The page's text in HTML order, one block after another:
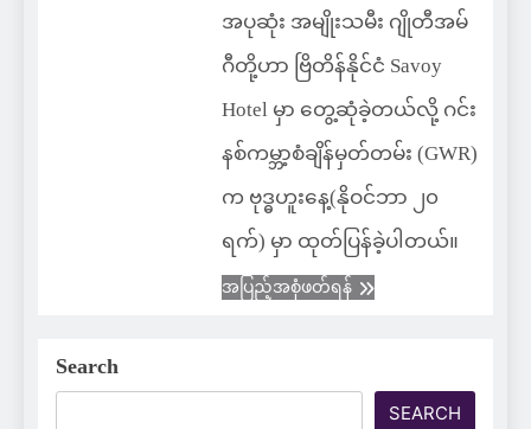
အပုဆုံး အမျိုးသမီး ဂျိုတီအမ်
ဂီတို့ဟာ ဗြိတိန်နိုင်ငံ Savoy
Hotel မှာ တွေ့ဆုံခဲ့တယ်လို့ ဂင်း
နစ်ကမ္ဘာ့စံချိန်မှတ်တမ်း (GWR)
က ဗုဒ္ဓဟူးနေ့(နိုဝင်ဘာ ၂၀
ရက်) မှာ ထုတ်ပြန်ခဲ့ပါတယ်။
အပြည့်အစုံဖတ်ရန်
Search
SEARCH